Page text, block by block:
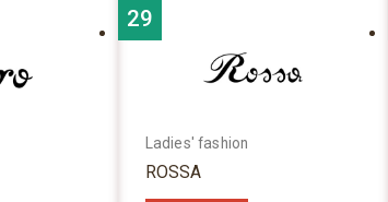
29
Ladies' fashion
ROSSA